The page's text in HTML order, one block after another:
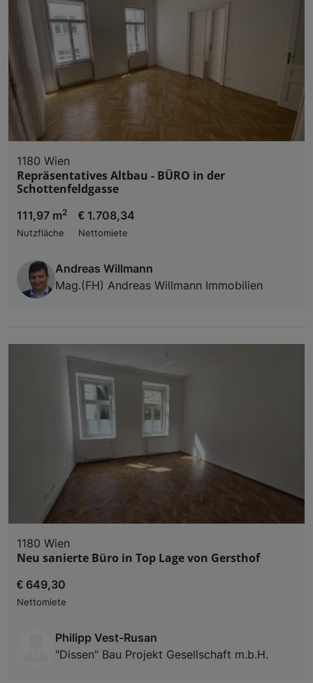
1180 Wien
Repräsentatives Altbau - BÜRO in der
Schottenfeldgasse
111,97 m2
Nutzfläche
€ 1.708,34
Nettomiete
Andreas Willmann
Mag.(FH) Andreas Willmann Immobilien
1180 Wien
Neu sanierte Büro in Top Lage von Gersthof
€ 649,30
Nettomiete
Philipp Vest-Rusan
"Dissen" Bau Projekt Gesellschaft m.b.H.